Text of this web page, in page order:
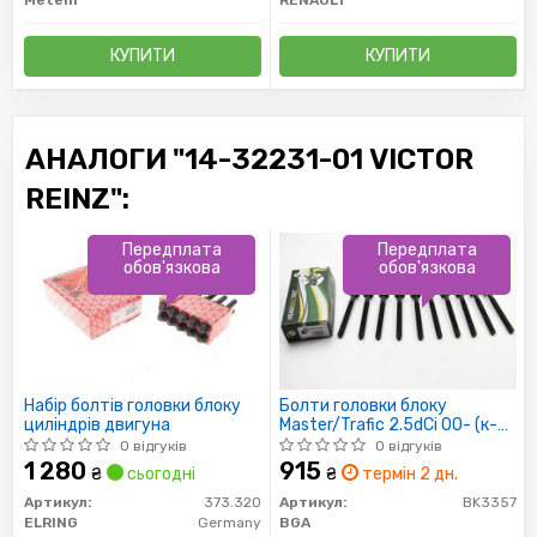
КУПИТИ КУПИТИ
АНАЛОГИ "14-32231-01 VICTOR
REINZ":
Набір болтів головки блоку
циліндрів двигуна
0 відгуків
1 280 ₴ сьогодні
Артикул:
373.320
ELRING
Germany
Передплата
обов'язкова
Болти головки блоку
Master/Trafic 2.5dCi 00- (к-
кт)
0 відгуків
915 ₴ термін 2 дн.
Артикул:
BK3357
BGA
Передплата
обов'язкова